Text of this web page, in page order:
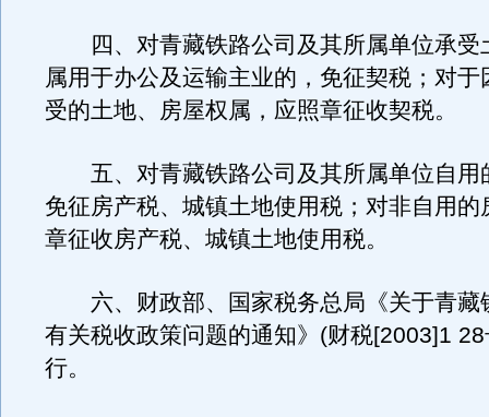
四、对青藏铁路公司及其所属单位承受
属用于办公及运输主业的，免征契税；对于
受的土地、房屋权属，应照章征收契税。
五、对青藏铁路公司及其所属单位自用
免征房产税、城镇土地使用税；对非自用的
章征收房产税、城镇土地使用税。
六、财政部、国家税务总局《关于青藏
有关税收政策问题的通知》(财税[2003]1
行。